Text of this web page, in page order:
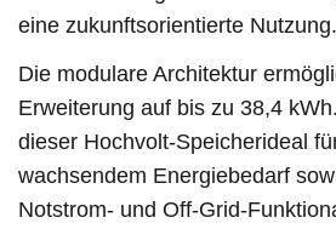
eine zukunftsorientierte Nutzung.
Die modulare Architektur
Erweiterung auf bis zu 38,4
dieser Hochvolt-Speicherideal
wachsendem Energiebedarf
Notstrom- und Off-Grid-